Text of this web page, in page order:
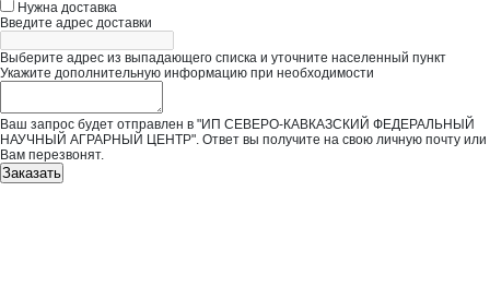
Нужна доставка
Введите адрес доставки
Выберите адрес из выпадающего списка и уточните населенный пункт
Укажите дополнительную информацию при необходимости
Ваш запрос будет отправлен в "ИП СЕВЕРО-КАВКАЗСКИЙ ФЕДЕРАЛЬНЫЙ
НАУЧНЫЙ АГРАРНЫЙ ЦЕНТР". Ответ вы получите на свою личную почту или
Вам перезвонят.
Заказать